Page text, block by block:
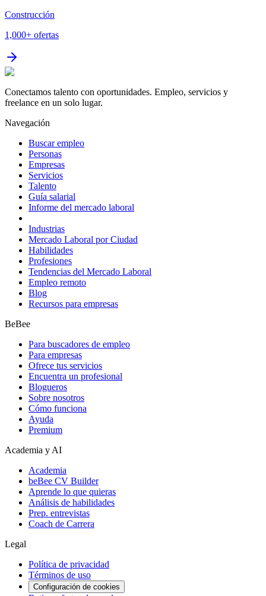
Construcción
1,000+ ofertas
Conectamos talento con oportunidades. Empleo, servicios y
freelance en un solo lugar.
Navegación
Buscar empleo
Personas
Empresas
Servicios
Talento
Guía salarial
Informe del mercado laboral
Industrias
Mercado Laboral por Ciudad
Habilidades
Profesiones
Tendencias del Mercado Laboral
Empleo remoto
Blog
Recursos para empresas
BeBee
Para buscadores de empleo
Para empresas
Ofrece tus servicios
Encuentra un profesional
Blogueros
Sobre nosotros
Cómo funciona
Ayuda
Premium
Academia y AI
Academia
beBee CV Builder
Aprende lo que quieras
Análisis de habilidades
Prep. entrevistas
Coach de Carrera
Legal
Política de privacidad
Términos de uso
Configuración de cookies